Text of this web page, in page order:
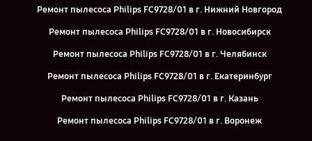
Ремонт пылесоса Philips FC9728/01 в г. Нижний Новгород
Ремонт пылесоса Philips FC9728/01 в г. Новосибирск
Ремонт пылесоса Philips FC9728/01 в г. Челябинск
Ремонт пылесоса Philips FC9728/01 в г. Екатеринбург
Ремонт пылесоса Philips FC9728/01 в г. Казань
Ремонт пылесоса Philips FC9728/01 в г. Воронеж